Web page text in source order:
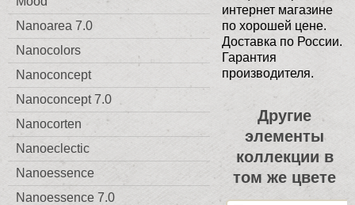
Nanoarea 7.0
Nanocolors
Nanoconcept
Nanoconcept 7.0
Nanocorten
Nanoeclectic
Nanoessence
Nanoessence 7.0
интернет магазине
по хорошей цене.
Доставка по России.
Гарантия
производителя.
Другие
элементы
коллекции в
том же цвете